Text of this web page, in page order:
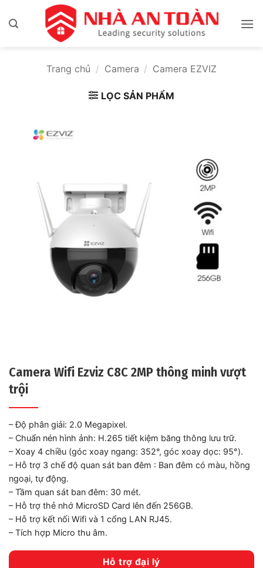
qua
Trang chủ / Camera / Camera EZVIZ
LỌC SẢN PHẨM
Camera Wifi Ezviz C8C 2MP thông minh vượt
trội
– Độ phân giải: 2.0 Megapixel.
– Chuẩn nén hình ảnh: H.265 tiết kiệm băng thông lưu trữ.
– Xoay 4 chiều (góc xoay ngang: 352°, góc xoay dọc: 95°).
– Hỗ trợ 3 chế độ quan sát ban đêm : Ban đêm có màu, hồng
ngoại, tự động.
– Tầm quan sát ban đêm: 30 mét.
– Hỗ trợ thẻ nhớ MicroSD Card lên đến 256GB.
– Hỗ trợ kết nối Wifi và 1 cổng LAN RJ45.
– Tích hợp Micro thu âm.
Hỗ trợ đại lý